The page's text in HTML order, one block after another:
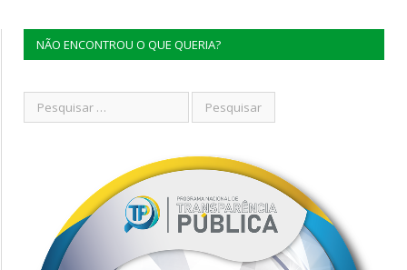
NÃO ENCONTROU O QUE QUERIA?